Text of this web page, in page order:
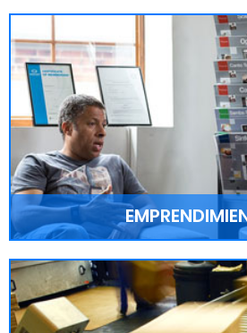
Minimizar el costo de la curva
fundamental para las
una búsqueda constante
LEER MÁS >